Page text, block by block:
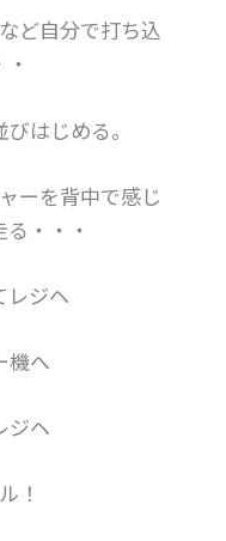
ど自分で打ち込
はじめる。
ーを背中で感じ
・・・
レジヘ
機へ
ジヘ
！